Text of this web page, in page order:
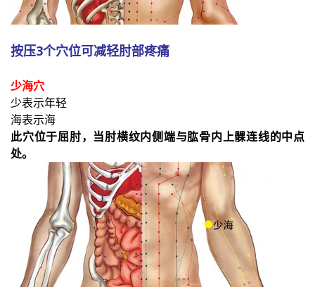
按压3个穴位可减轻肘部疼痛
少海穴
少表示年轻
海表示海
此穴位于屈肘，当肘横纹内侧端与肱骨内上髁连线的中点
处。